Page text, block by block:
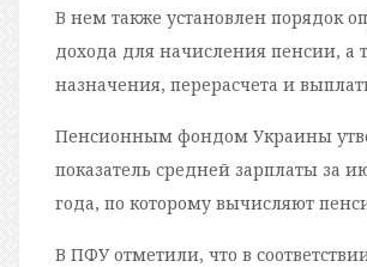
В нем также установлен порядок
дохода для начисления пенсии, а
назначения, перерасчета и
Пенсионным фондом Украины
показатель средней зарплаты за
года, по которому вычисляют
В ПФУ отметили, что в